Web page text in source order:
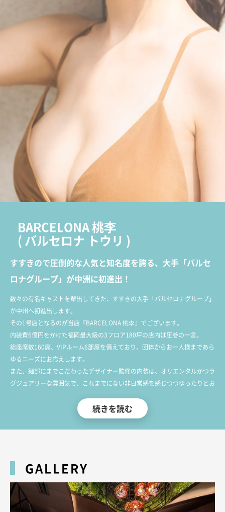
BARCELONA 桃李
( バルセロナ トウリ )
すすきので圧倒的な人気と知名度を誇る、大手「バルセ
ロナグループ」が中洲に初進出！
数々の有名キャストを輩出してきた、すすきの大手「バルセロナグループ」
が中州へ初進出します。
その1号店となるのが当店『BARCELONA 桃李』でございます。
内装費6億円をかけた福岡最大級の3フロア180坪の店内は圧巻の一言。
総座席数160席、VIPルーム6部屋を備えており、団体からお一人様まであら
ゆるニーズにお応えします。
また、細部にまでこだわったデザイナー監修の内装は、オリエンタルかつラ
グジュアリーな雰囲気で、これまでにない非日常感を感じつつゆったりとお
今回のオープンに際し、各種媒体・SNSなどでは大々的に求人募集を展開。
続きを読む
GALLERY